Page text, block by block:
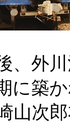
、外
に築
山次